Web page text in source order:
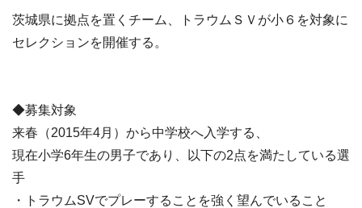
茨城県に拠点を置くチーム、トラウムＳＶが小６を対象に
セレクションを開催する。
◆募集対象
来春（2015年4月）から中学校へ入学する、
現在小学6年生の男子であり、以下の2点を満たしている選
手
・トラウムSVでプレーすることを強く望んでいること